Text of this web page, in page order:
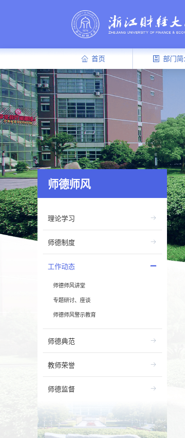
首页 部门简
师德师风
理论学习
师德制度
工作动态
师德师风讲堂
专题研讨、座谈
师德师风警示教育
师德典范
教师荣誉
师德监督